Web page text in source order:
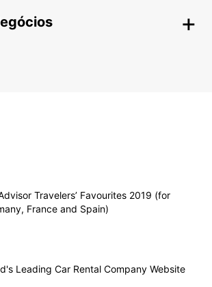
Travelers’ Favourites 2019 (for
France and Spain)
Leading Car Rental Company Website